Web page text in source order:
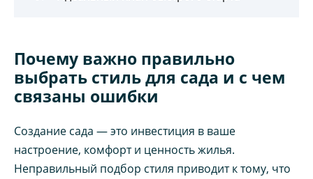
Почему важно правильно
выбрать стиль для сада и с чем
связаны ошибки
Создание сада — это инвестиция в ваше
настроение, комфорт и ценность жилья.
Неправильный подбор стиля приводит к тому, что